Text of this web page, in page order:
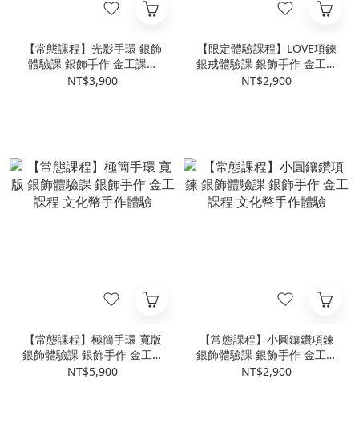
【常態課程】光影手環 銀飾
體驗課 銀飾手作 金工課程
文化幣手作體驗
NT$3,900
【限定體驗課程】LOVE項鍊
銀戒體驗課 銀飾手作 金工課
程 文化幣手作體驗
NT$2,900
【常態課程】極簡手環 寬版
銀飾體驗課 銀飾手作 金工課
程 文化幣手作體驗
NT$5,900
【常態課程】小圓鑲鑽項鍊
銀飾體驗課 銀飾手作 金工課
程 文化幣手作體驗
NT$2,900